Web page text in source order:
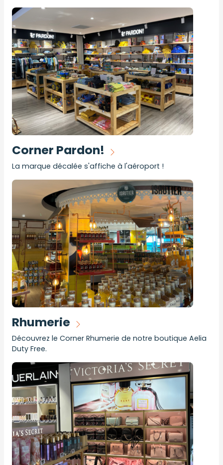
Corner Pardon!
La marque décalée s'affiche à l'aéroport !
Rhumerie
Découvrez le Corner Rhumerie de notre boutique Aelia
Duty Free.